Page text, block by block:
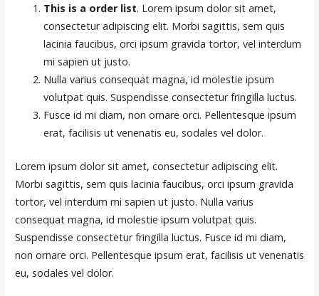
This is a order list. Lorem ipsum dolor sit amet,
consectetur adipiscing elit. Morbi sagittis, sem quis
lacinia faucibus, orci ipsum gravida tortor, vel interdum
mi sapien ut justo.
Nulla varius consequat magna, id molestie ipsum
volutpat quis. Suspendisse consectetur fringilla luctus.
Fusce id mi diam, non ornare orci. Pellentesque ipsum
erat, facilisis ut venenatis eu, sodales vel dolor.
Lorem ipsum dolor sit amet, consectetur adipiscing elit.
Morbi sagittis, sem quis lacinia faucibus, orci ipsum gravida
tortor, vel interdum mi sapien ut justo. Nulla varius
consequat magna, id molestie ipsum volutpat quis.
Suspendisse consectetur fringilla luctus. Fusce id mi diam,
non ornare orci. Pellentesque ipsum erat, facilisis ut venenatis
eu, sodales vel dolor.